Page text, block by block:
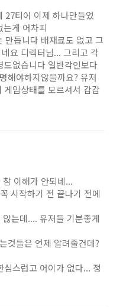
27티어 이제 하나만들었
게 어차피
만듭니다 배재료도 없고 그
요 디렉터님... 그리고 각
없습니다 일반각인보다
해야하지않을까요? 유저
임상태를 모르셔서 갑갑
이해가 안되네...
시작하기 전 끝나기 전에
는데.... 유저들 기분좋게
것들은 언제 알려줄건데?
스럽고 어이가 없다... 정